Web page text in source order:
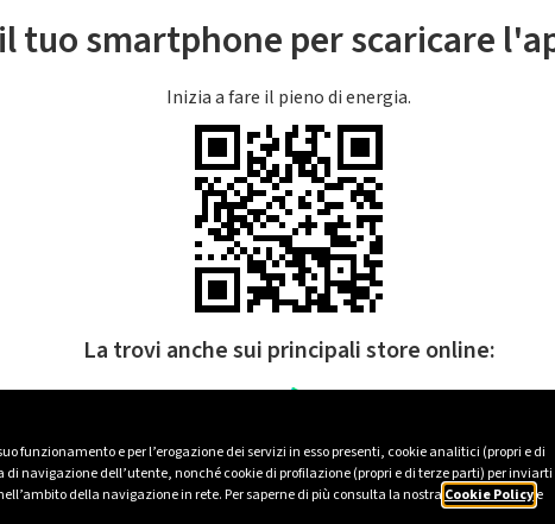
funzionamento e per l’erogazione dei servizi in esso presenti, cookie analitici (propri e di
navigazione dell’utente, nonché cookie di profilazione (propri e di terze parti) per inviarti
della navigazione in rete. Per saperne di più consulta la nostra Cookie Policye
tuo smartphone per scaricare
Inizia a fare il pieno di energia.
La trovi anche sui principali store online: